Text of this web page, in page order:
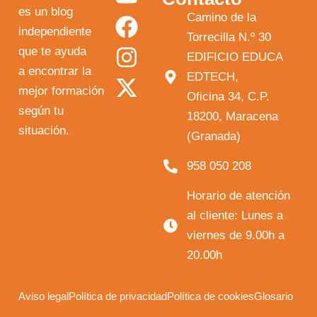
es un blog
independiente
que te ayuda
a encontrar la
mejor formación
según tu
situación.
o
u
t
u
a
c
e
b
n
s
t
a
-
t
w
i
Camino de la
Torrecilla N.º 30
EDIFICIO EDUCA
EDTECH,
Oficina 34, C.P.
18200, Maracena
(Granada)
958 050 208
Horario de atención
al cliente: Lunes a
viernes de 9.00h a
20.00h
Aviso legalPolítica de privacidadPolítica de cookiesGlosario